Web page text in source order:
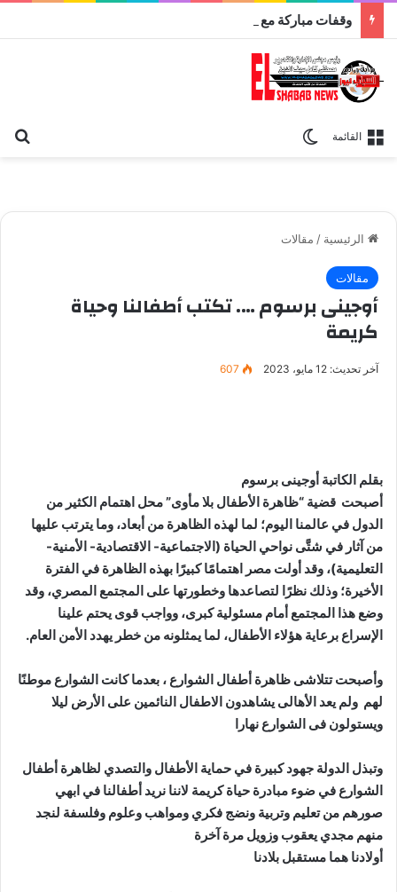
القائمة
الرئيسية / مقالات
مقالات
أوجينى برسوم …. تكتب أطفالنا وحياة
كريمة
آخر تحديث: 12 مايو، 2023 607
بقلم الكاتبة أوجينى برسوم
أصبحت قضية “ظاهرة الأطفال بلا مأوى” محل اهتمام الكثير من
الدول في عالمنا اليوم؛ لما لهذه الظاهرة من أبعاد، وما يترتب عليها
من آثار في شتَّى نواحي الحياة (الاجتماعية- الاقتصادية- الأمنية-
التعليمية)، وقد أولت مصر اهتمامًا كبيرًا بهذه الظاهرة في الفترة
الأخيرة؛ وذلك نظرًا لتصاعدها وخطورتها على المجتمع المصري، وقد
وضع هذا المجتمع أمام مسئولية كبرى، وواجب قوى يحتم علينا
الإسراع برعاية هؤلاء الأطفال، لما يمثلونه من خطر يهدد الأمن العام.
وأصبحت تتلاشى ظاهرة أطفال الشوارع ، بعدما كانت الشوارع موطنًا
لهم ولم يعد الأهالى يشاهدون الاطفال النائمين على الأرض ليلا
ويستولون فى الشوارع نهارا
وتبذل الدولة جهود كبيرة في حماية الأطفال والتصدي لظاهرة أطفال
الشوارع في ضوء مبادرة حياة كريمة لاننا نريد أطفالنا في ابهي
صورهم من تعليم وتربية ونضج فكري ومواهب وعلوم وفلسفة لنجد
منهم مجدي يعقوب وزويل مرة آخرة
أولادنا هما مستقبل بلادنا